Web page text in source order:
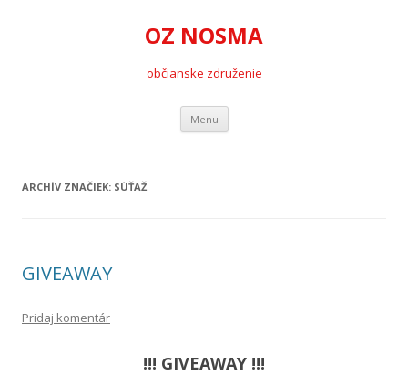
OZ NOSMA
občianske združenie
Menu Preskočiť
obsah
ARCHÍV ZNAČIEK: SÚŤAŽ
GIVEAWAY
Pridaj komentár
!!! GIVEAWAY !!!